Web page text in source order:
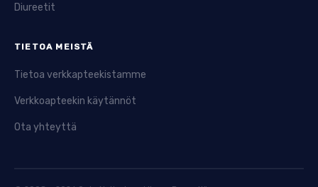
Diureetit
TIETOA MEISTÄ
Tietoa verkkapteekistamme
Verkkoapteekin käytännöt
Ota yhteyttä